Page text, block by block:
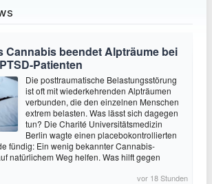
Cannabis beendet Alpträume bei
Patienten
Die posttraumatische Belastungsstörung
ist oft mit wiederkehrenden Alpträumen
verbunden, die den einzelnen Menschen
extrem belasten. Was lässt sich dagegen
tun? Die Charité Universitätsmedizin
Berlin wagte einen placebokontrollierten
fündig: Ein wenig bekannter Cannabis-
natürlichem Weg helfen. Was hilft gegen
vor 18 Stunden